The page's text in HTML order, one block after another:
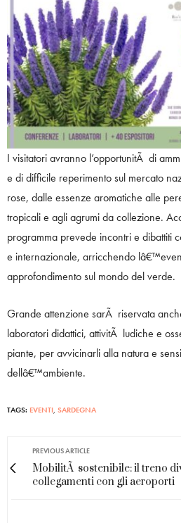
I visitatori avranno l’opportunitÃ di
e di difficile reperimento sul mercato
rose, dalle essenze aromatiche alle
tropicali e agli agrumi da collezione.
programma prevede incontri e dibattiti
e internazionale, arricchendo
approfondimento sul mondo del verde.
Grande attenzione sarÃ riservata
laboratori didattici, attivitÃ ludiche e
piante, per avvicinarli alla natura e
dellâ€™ambiente.
TAGS: EVENTI SARDEGNA
PREVIOUS ARTICLE
MobilitÃ sostenibile: il treno
collegamenti con gli aeroporti